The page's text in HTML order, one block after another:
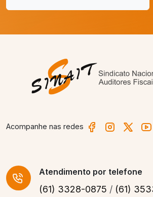
Acompanhe nas redes
Atendimento por telefone
(61) 3328-0875 / (61)